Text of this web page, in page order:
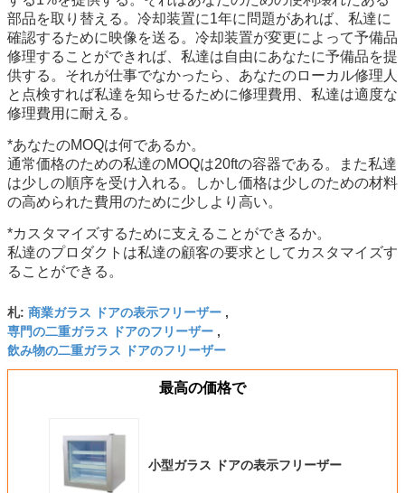
部品を取り替える。冷却装置に1年に問題があれば、私達に
確認するために映像を送る。冷却装置が変更によって予備品
修理することができれば、私達は自由にあなたに予備品を提
供する。それが仕事でなかったら、あなたのローカル修理人
と点検すれば私達を知らせるために修理費用、私達は適度な
修理費用に耐える。
*あなたのMOQは何であるか。
通常価格のための私達のMOQは20ftの容器である。また私達
は少しの順序を受け入れる。しかし価格は少しのための材料
の高められた費用のために少しより高い。
*カスタマイズするために支えることができるか。
私達のプロダクトは私達の顧客の要求としてカスタマイズす
ることができる。
札: 商業ガラス ドアの表示フリーザー ,
専門の二重ガラス ドアのフリーザー ,
飲み物の二重ガラス ドアのフリーザー
最高の価格で
小型ガラス ドアの表示フリーザー